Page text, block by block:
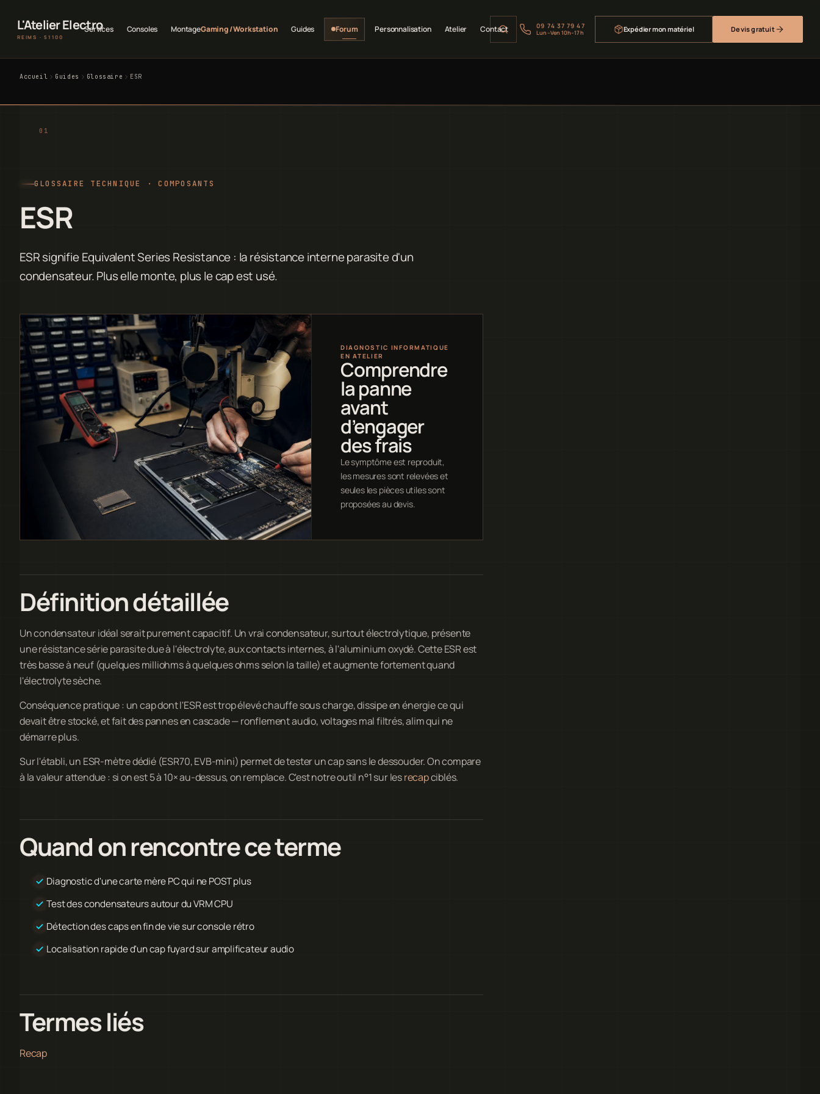
L'Atelier Electro
REIMS · 51100
Services Consoles MontageGaming / Workstation Guides Forum Personnalisation Atelier Contact 09 74 37 79 47
Lun–Ven 10h–17h Expédier mon matériel Devis gratuit
Accueil Guides Glossaire ESR
GLOSSAIRE TECHNIQUE · COMPOSANTS
ESR
ESR signifie Equivalent Series Resistance : la résistance interne parasite d'un
condensateur. Plus elle monte, plus le cap est usé.
DIAGNOSTIC INFORMATIQUE
EN ATELIER
Comprendre
la panne
avant
d’engager
des frais
Le symptôme est reproduit,
les mesures sont relevées et
seules les pièces utiles sont
proposées au devis.
Définition détaillée
Un condensateur idéal serait purement capacitif. Un vrai condensateur, surtout électrolytique, présente
une résistance série parasite due à l'électrolyte, aux contacts internes, à l'aluminium oxydé. Cette ESR est
très basse à neuf (quelques milliohms à quelques ohms selon la taille) et augmente fortement quand
l'électrolyte sèche.
Conséquence pratique : un cap dont l'ESR est trop élevé chauffe sous charge, dissipe en énergie ce qui
devait être stocké, et fait des pannes en cascade — ronflement audio, voltages mal filtrés, alim qui ne
démarre plus.
Sur l'établi, un ESR-mètre dédié (ESR70, EVB-mini) permet de tester un cap sans le dessouder. On compare
à la valeur attendue : si on est 5 à 10× au-dessus, on remplace. C'est notre outil n°1 sur lesrecapciblés.
Quand on rencontre ce terme
Diagnostic d'une carte mère PC qui ne POST plus
Test des condensateurs autour du VRM CPU
Détection des caps en fin de vie sur console rétro
Localisation rapide d'un cap fuyard sur amplificateur audio
Termes liés
Recap